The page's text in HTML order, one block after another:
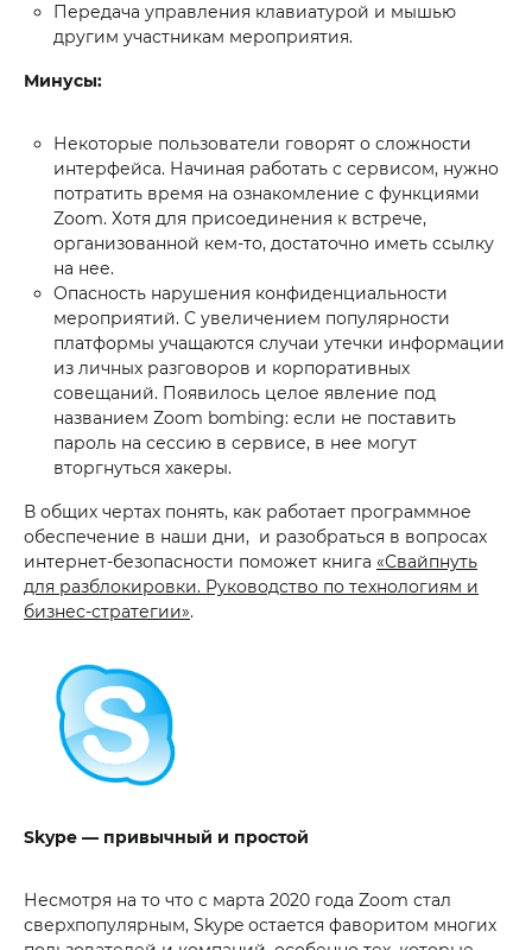
Передача управления клавиатурой и мышью
другим участникам мероприятия.
Минусы:
Некоторые пользователи говорят о сложности
интерфейса. Начиная работать с сервисом, нужно
потратить время на ознакомление с функциями
Zoom. Хотя для присоединения к встрече,
организованной кем-то, достаточно иметь ссылку
на нее.
Опасность нарушения конфиденциальности
мероприятий. С увеличением популярности
платформы учащаются случаи утечки информации
из личных разговоров и корпоративных
совещаний. Появилось целое явление под
названием Zoom bombing: если не поставить
пароль на сессию в сервисе, в нее могут
вторгнуться хакеры.
В общих чертах понять, как работает программное
обеспечение в наши дни, и разобраться в вопросах
интернет-безопасности поможет книга «Свайпнуть
для разблокировки. Руководство по технологиям и
бизнес-стратегии».
Skype — привычный и простой
Несмотря на то что с марта 2020 года Zoom стал
сверхпопулярным, Skype остается фаворитом многих